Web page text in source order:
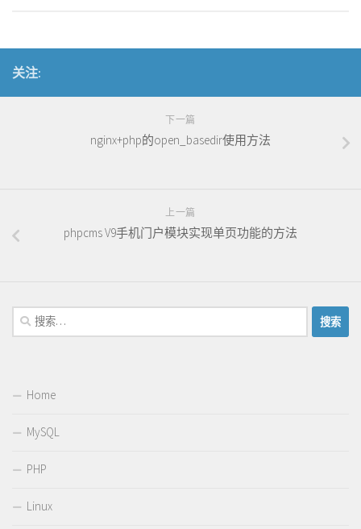
关注:
下一篇
nginx+php的open_basedir使用方法
上一篇
phpcms V9手机门户模块实现单页功能的方法
搜
索：
Home
MySQL
PHP
Linux